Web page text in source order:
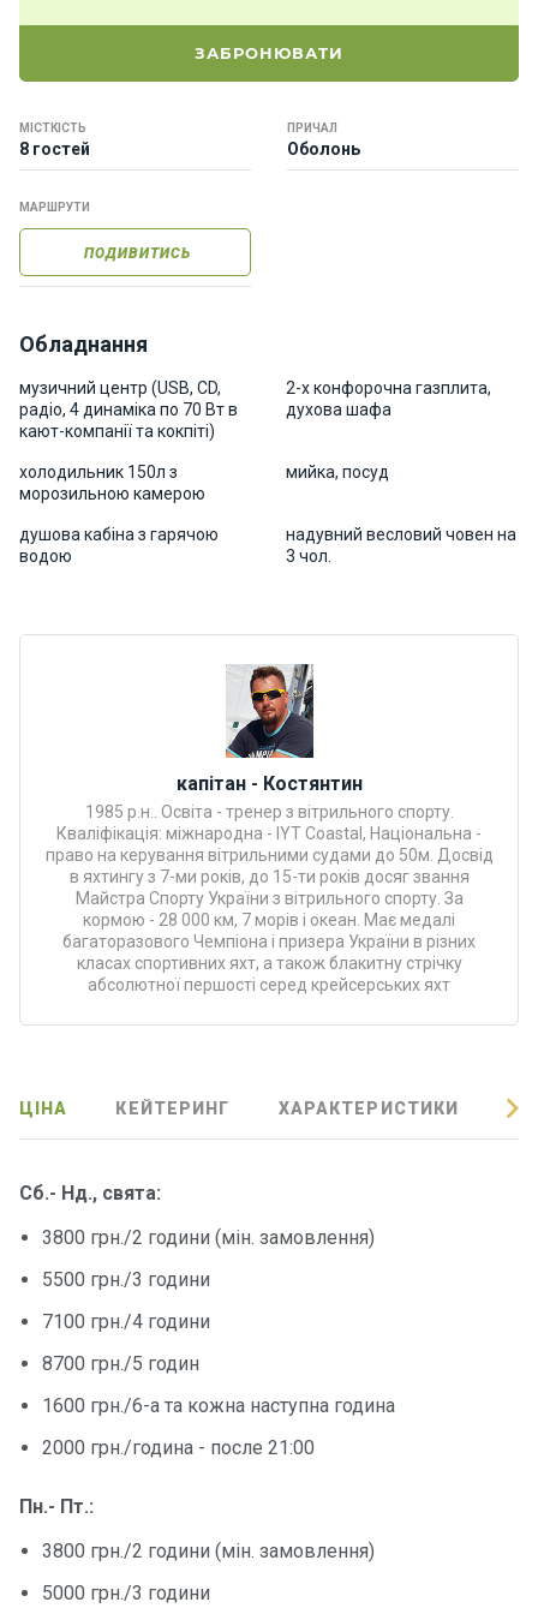
ЗАБРОНЮВАТИ
МІСТКІСТЬ
8 гостей
ПРИЧАЛ
Оболонь
МАРШРУТИ
ПОДИВИТИСЬ
Обладнання
музичний центр (USB, CD,
радіо, 4 динаміка по 70 Вт в
кают-компанії та кокпіті)
2-х конфорочна газплита,
духова шафа
холодильник 150л з
морозильною камерою
мийка, посуд
душова кабіна з гарячою
водою
надувний весловий човен на
3 чол.
капітан - Костянтин
1985 р.н.. Освіта - тренер з вітрильного спорту.
Кваліфікація: міжнародна - IYT Coastal, Національна -
право на керування вітрильними судами до 50м. Досвід
в яхтингу з 7-ми років, до 15-ти років досяг звання
Майстра Спорту України з вітрильного спорту. За
кормою - 28 000 км, 7 морів і океан. Має медалі
багаторазового Чемпіона і призера України в різних
класах спортивних яхт, а також блакитну стрічку
абсолютної першості серед крейсерських яхт
ЦІНА КЕЙТЕРИНГ ХАРАКТЕРИСТИКИ
Сб.- Нд., свята:
3800 грн./2 години (мін. замовлення)
5500 грн./3 години
7100 грн./4 години
8700 грн./5 годин
1600 грн./6-а та кожна наступна година
2000 грн./година - после 21:00
Пн.- Пт.:
3800 грн./2 години (мін. замовлення)
5000 грн./3 години
і
К
а
е
р
и
нас
Програ
нку
Розваг
Річкові
прогул
Контакт